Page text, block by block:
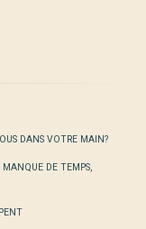
DANS VOTRE MAIN?
MANQUE DE TEMPS,